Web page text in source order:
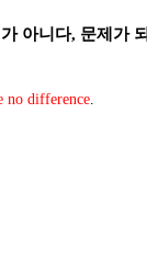
아니다, 문제가
no difference.